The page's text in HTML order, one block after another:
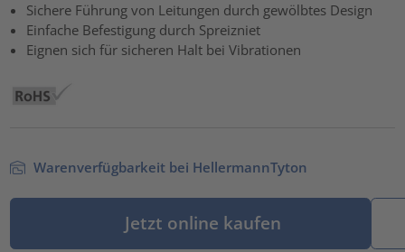
Sichere Führung von Leitungen durch gewölbtes Design
Einfache Befestigung durch Spreizniet
Eignen sich für sicheren Halt bei Vibrationen
Warenverfügbarkeit bei HellermannTyton
Jetzt online kaufen